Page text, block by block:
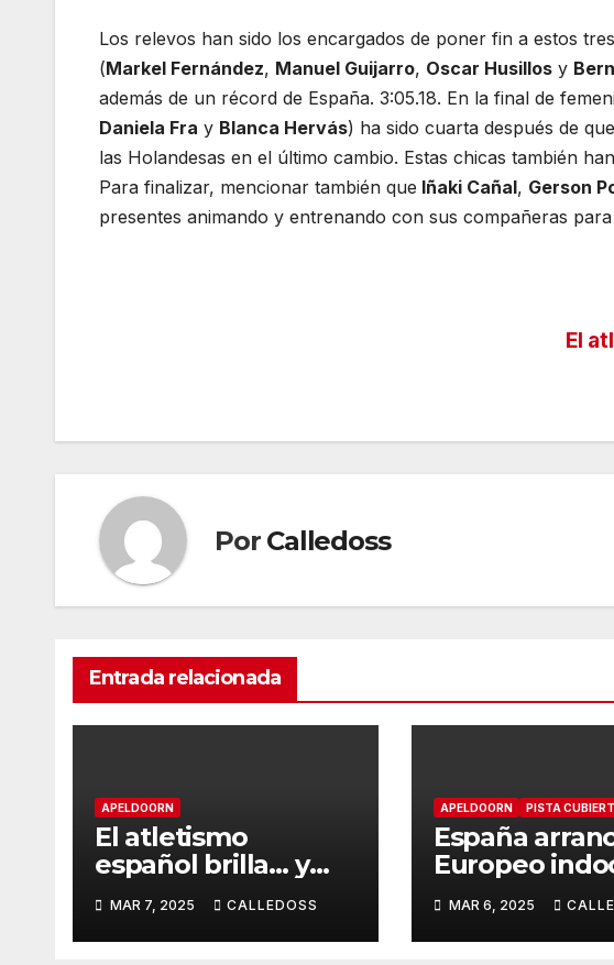
Los relevos han sido los encargados de poner fin a estos
(Markel Fernández, Manuel Guijarro, Oscar Husillos y
además de un récord de España. 3:05.18. En la final de
Daniela Fra y Blanca Hervás) ha sido cuarta después de
las Holandesas en el último cambio. Estas chicas también
Para finalizar, mencionar también que Iñaki Cañal, Gerson
presentes animando y entrenando con sus compañeras
entradas
El
Por Calledoss
Entrada relacionada
APELDOORN
El atletismo
español brilla… y
también sufre el
segundo día
MAR 7, 2025 CALLEDOSS
APELDOORN PISTA
España
Europeo
cuatro pases
finales y un
nacional
MAR 6, 2025